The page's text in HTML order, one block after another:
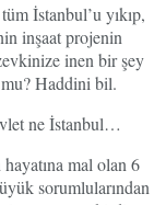
İstanbul’u yıkıp,
inşaat projenin
inen bir şey
Haddini bil.
ne İstanbul…
mal olan 6
sorumlularından